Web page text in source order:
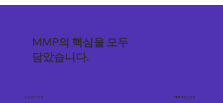
MMP의 핵심을 모두
담았습니다.
고급 분석 지원 MMP 12년 경험